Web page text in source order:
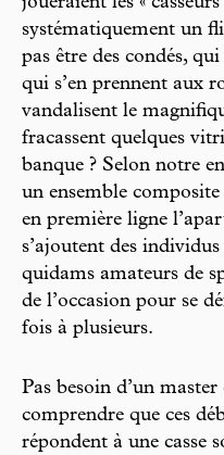
systématiquement un
pas être des condés,
qui s’en prennent aux
vandalisent le
fracassent quelques
banque ? Selon notre
un ensemble
en première ligne
s’ajoutent des
quidams amateurs de
de l’occasion pour se
fois à plusieurs.
Pas besoin d’un
comprendre que ces
répondent à une casse